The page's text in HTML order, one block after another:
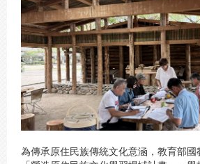
為傳承原住民族傳統文化意涵，教育部國